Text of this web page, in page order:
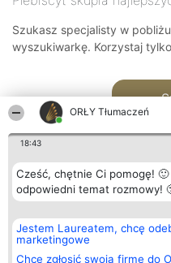
ORŁY Tłumaczeń
18:43
Cześć, chętnie Ci pomogę!
odpowiedni temat rozmowy!
Jestem Laureatem, chcę
marketingowe
Chcę zgłosić swoją firmę do
Szukasz specjalisty w
wyszukiwarkę. Korzystaj
Organizator plebiscytu
Bright Side Solutions sp. z o.
o. sp. k.
ul. Ruska 22